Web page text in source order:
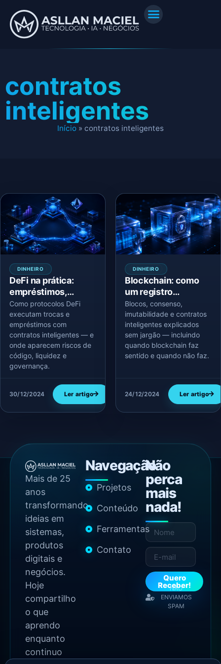
contratos
inteligentes
Início » contratos inteligentes
DINHEIRO
DeFi na prática:
empréstimos,
liquidez e riscos
sem banco
Como protocolos DeFi
executam trocas e
empréstimos com
contratos inteligentes — e
onde aparecem riscos de
código, liquidez e
governança.
30/12/2024 Ler artigo
DINHEIRO
Blockchain: como
um registro
distribuído valida
transações
Blocos, consenso,
imutabilidade e contratos
inteligentes explicados
sem jargão — incluindo
quando blockchain faz
sentido e quando não faz.
24/12/2024 Ler artigo
Mais de 25
anos
transformando
ideias em
sistemas,
produtos
digitais e
negócios.
Hoje
compartilho
o que
aprendo
enquanto
continuo
Navegação
Projetos
Conteúdo
Ferramentas
Contato
Não
perca
mais
nada!
Quero
Receber!
NÃO
ENVIAMOS
SPAM